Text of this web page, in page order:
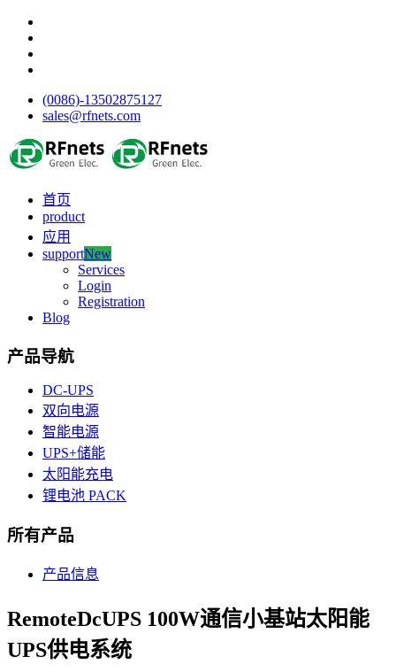
(0086)-13502875127
sales@rfnets.com
首页
product
应用
supportNew
Services
Login
Registration
Blog
产品导航
DC-UPS
双向电源
智能电源
UPS+储能
太阳能充电
锂电池 PACK
所有产品
产品信息
RemoteDcUPS 100W通信小基站太阳能
UPS供电系统